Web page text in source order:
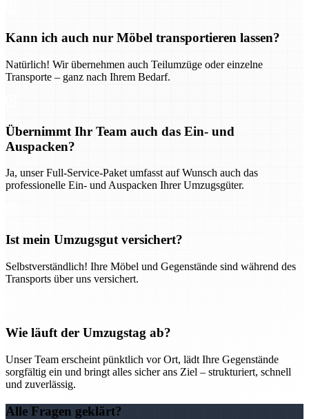
Kann ich auch nur Möbel transportieren lassen?
Natürlich! Wir übernehmen auch Teilumzüge oder einzelne
Transporte – ganz nach Ihrem Bedarf.
Übernimmt Ihr Team auch das Ein- und
Auspacken?
Ja, unser Full-Service-Paket umfasst auf Wunsch auch das
professionelle Ein- und Auspacken Ihrer Umzugsgüter.
Ist mein Umzugsgut versichert?
Selbstverständlich! Ihre Möbel und Gegenstände sind während des
Transports über uns versichert.
Wie läuft der Umzugstag ab?
Unser Team erscheint pünktlich vor Ort, lädt Ihre Gegenstände
sorgfältig ein und bringt alles sicher ans Ziel – strukturiert, schnell
und zuverlässig.
Alle Fragen geklärt?